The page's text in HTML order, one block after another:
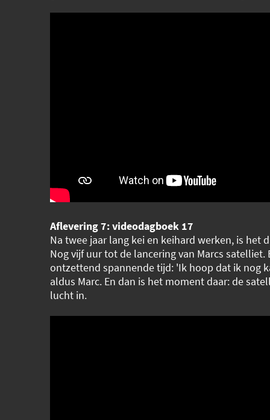
Aflevering 7: videodagboek 17
Na twee jaar lang kei en keihard werken, is het
Nog vijf uur tot de lancering van Marcs satelliet.
ontzettend spannende tijd: 'Ik hoop dat ik nog
aldus Marc. En dan is het moment daar: de
lucht in.